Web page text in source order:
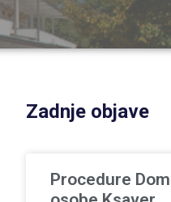
Zadnje objave
Procedure